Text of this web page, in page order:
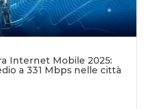
Internet Mobile 2025:
a 331 Mbps nelle città